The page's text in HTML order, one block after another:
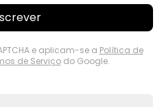
e aplicam-se a Política de
de Serviçodo Google.